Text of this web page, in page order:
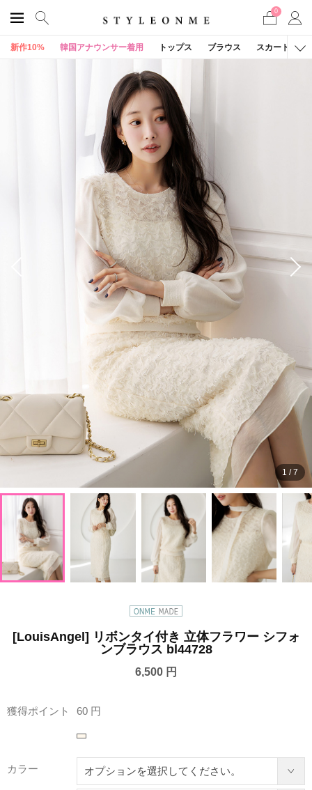
0
新作10% 韓国アナウンサー着用 トップス ブラウス スカート
1 /7
[LouisAngel] リボンタイ付き 立体フラワー シフォ
ンブラウス bl44728
6,500 円
獲得ポイント 60 円
カラー